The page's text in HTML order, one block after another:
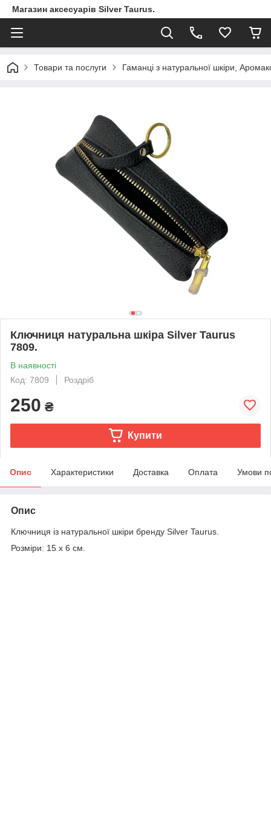
Магазин аксесуарів Silver Taurus.
Товари та послуги Гаманці з натуральної шкіри,
Ключниця натуральна шкіра Silver Taurus
7809.
В наявності
Код: 7809
Роздріб
250 ₴
Купити
Опис Характеристики Доставка Оплата Умови
Опис
Ключниця із натуральної шкіри бренду Silver Taurus.
Розміри: 15 х 6 см.